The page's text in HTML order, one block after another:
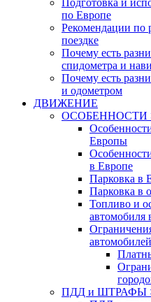
по Европе
Рекомендации по
поездке
Почему есть
спидометра и
Почему есть
и одометром
ДВИЖЕНИЕ
ОСОБЕННОСТИ
Европы
в Европе
Парковка в
Парковка в
Топливо и
автомобиля
ПДД и ШТРАФЫ